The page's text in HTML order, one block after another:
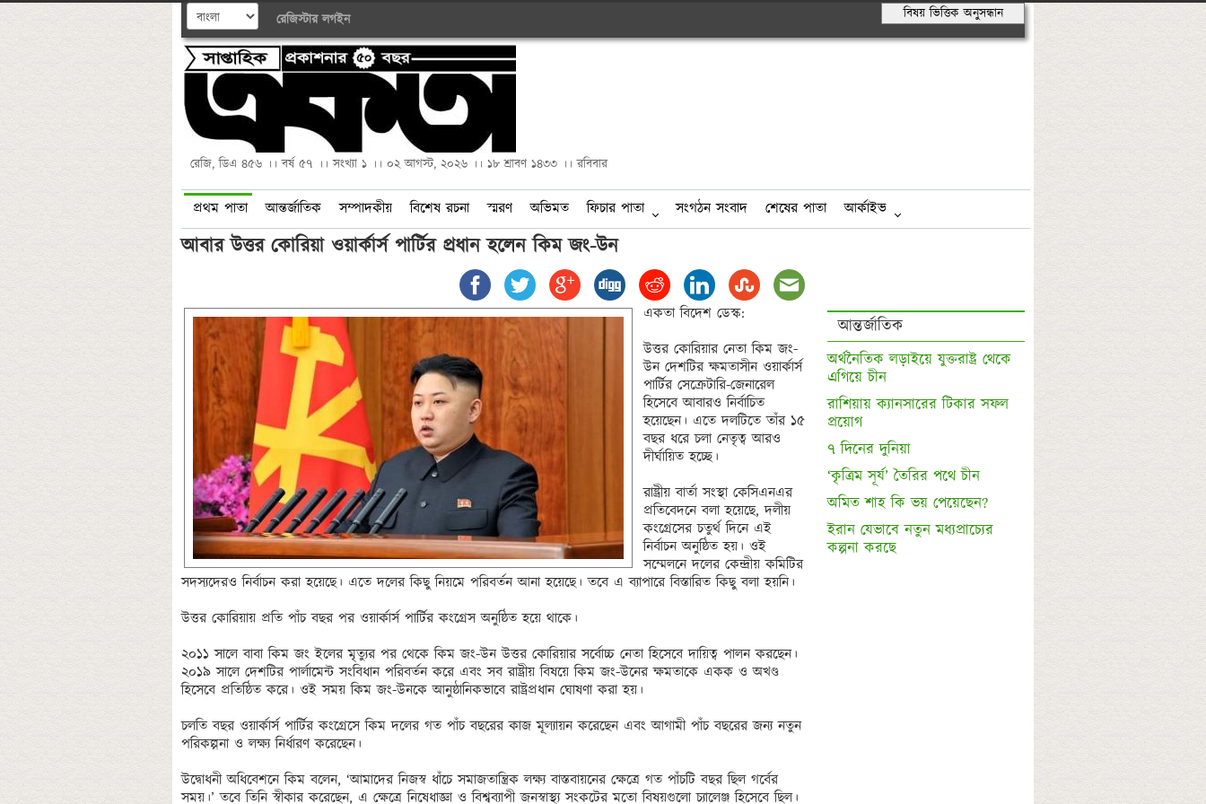
রেজিস্টার লগইন বিষয় ভিত্তিক অনুসন্ধান
রেজি, ডিএ ৪৫৬ ।। বর্ষ ৫৭ ।। সংখ্যা ১ ।। ০২ আগস্ট, ২০২৬ ।। ১৮ শ্রাবণ ১৪৩৩ ।। রবিবার
প্রথম পাতা আন্তর্জাতিক সম্পাদকীয় বিশেষ রচনা স্মরণ অভিমত ফিচার পাতা সংগঠন সংবাদ শেষের পাতা আর্কাইভ
আবার উত্তর কোরিয়া ওয়ার্কার্স পার্টির প্রধান হলেন কিম জং-উন
একতা বিদেশ ডেস্ক:
উত্তর কোরিয়ার নেতা কিম জং-
উন দেশটির ক্ষমতাসীন ওয়ার্কার্স
পার্টির সেক্রেটারি-জেনারেল
হিসেবে আবারও নির্বাচিত
হয়েছেন। এতে দলটিতে তাঁর ১৫
বছর ধরে চলা নেতৃত্ব আরও
দীর্ঘায়িত হচ্ছে।
রাষ্ট্রীয় বার্তা সংস্থা কেসিএনএর
প্রতিবেদনে বলা হয়েছে, দলীয়
কংগ্রেসের চতুর্থ দিনে এই
নির্বাচন অনুষ্ঠিত হয়। ওই
সম্মেলনে দলের কেন্দ্রীয় কমিটির
সদস্যদেরও নির্বাচন করা হয়েছে। এতে দলের কিছু নিয়মে পরিবর্তন আনা হয়েছে। তবে এ ব্যাপারে বিস্তারিত কিছু বলা হয়নি।
উত্তর কোরিয়ায় প্রতি পাঁচ বছর পর ওয়ার্কার্স পার্টির কংগ্রেস অনুষ্ঠিত হয়ে থাকে।
২০১১ সালে বাবা কিম জং ইলের মৃত্যুর পর থেকে কিম জং-উন উত্তর কোরিয়ার সর্বোচ্চ নেতা হিসেবে দায়িত্ব পালন করছেন।
২০১৯ সালে দেশটির পার্লামেন্ট সংবিধান পরিবর্তন করে এবং সব রাষ্ট্রীয় বিষয়ে কিম জং-উনের ক্ষমতাকে একক ও অখণ্ড
হিসেবে প্রতিষ্ঠিত করে। ওই সময় কিম জং-উনকে আনুষ্ঠানিকভাবে রাষ্ট্রপ্রধান ঘোষণা করা হয়।
চলতি বছর ওয়ার্কার্স পার্টির কংগ্রেসে কিম দলের গত পাঁচ বছরের কাজ মূল্যায়ন করেছেন এবং আগামী পাঁচ বছরের জন্য নতুন
পরিকল্পনা ও লক্ষ্য নির্ধারণ করেছেন।
উদ্বোধনী অধিবেশনে কিম বলেন, ‘আমাদের নিজস্ব ধাঁচে সমাজতান্ত্রিক লক্ষ্য বাস্তবায়নের ক্ষেত্রে গত পাঁচটি বছর ছিল গর্বের
সময়।’ তবে তিনি স্বীকার করেছেন, এ ক্ষেত্রে নিষেধাজ্ঞা ও বিশ্বব্যাপী জনস্বাস্থ্য সংকটের মতো বিষয়গুলো চ্যালেঞ্জ হিসেবে ছিল।
আন্তর্জাতিক
অর্থনৈতিক লড়াইয়ে যুক্তরাষ্ট্র থেকে
এগিয়ে চীন
রাশিয়ায় ক্যানসারের টিকার সফল
প্রয়োগ
৭ দিনের দুনিয়া
‘কৃত্রিম সূর্য’ তৈরির পথে চীন
অমিত শাহ কি ভয় পেয়েছেন?
ইরান যেভাবে নতুন মধ্যপ্রাচ্যের
কল্পনা করছে